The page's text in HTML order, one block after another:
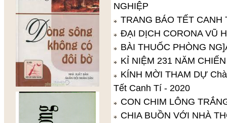
NGHIỆP
TRANG BÁO TẾT CANH
ĐẠI DỊCH CORONA VŨ
BÀI THUỐC PHÒNG
KỈ NIỆM 231 NĂM
KÍNH MỜI THAM DỰ
Tết Canh Tí - 2020
CON CHIM LÔNG
CHIA BUỒN VỚI NHÀ